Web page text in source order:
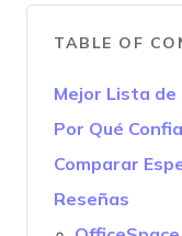
TABLE OF
Mejor Lista
Por Qué
Comparar
Reseñas